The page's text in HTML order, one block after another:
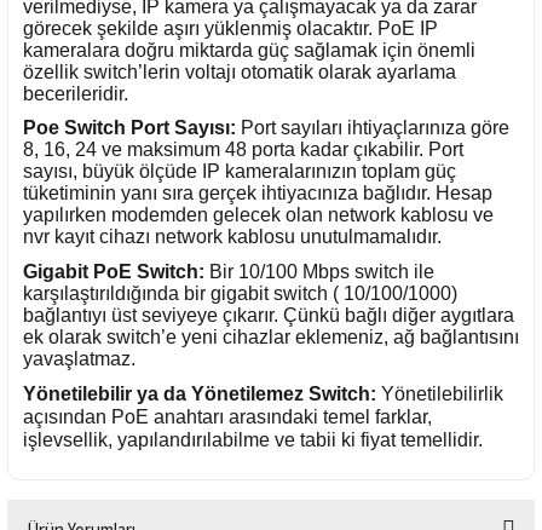
verilmediyse, IP kamera ya çalışmayacak ya da zarar
görecek şekilde aşırı yüklenmiş olacaktır. PoE IP
kameralara doğru miktarda güç sağlamak için önemli
özellik switch’lerin voltajı otomatik olarak ayarlama
becerileridir.
Poe Switch Port Sayısı: Port sayıları ihtiyaçlarınıza göre
8, 16, 24 ve maksimum 48 porta kadar çıkabilir. Port
sayısı, büyük ölçüde IP kameralarınızın toplam güç
tüketiminin yanı sıra gerçek ihtiyacınıza bağlıdır. Hesap
yapılırken modemden gelecek olan network kablosu ve
nvr kayıt cihazı network kablosu unutulmamalıdır.
Gigabit PoE Switch: Bir 10/100 Mbps switch ile
karşılaştırıldığında bir gigabit switch ( 10/100/1000)
bağlantıyı üst seviyeye çıkarır. Çünkü bağlı diğer aygıtlara
ek olarak switch’e yeni cihazlar eklemeniz, ağ bağlantısını
yavaşlatmaz.
Yönetilebilir ya da Yönetilemez Switch: Yönetilebilirlik
açısından PoE anahtarı arasındaki temel farklar,
işlevsellik, yapılandırılabilme ve tabii ki fiyat temellidir.